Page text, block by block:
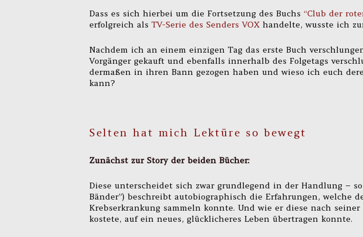
Dass es sich hierbei um die Fortsetzung des Buchs “Club der
erfolgreich als TV-Serie des Senders VOX handelte, wusste ich
Nachdem ich an einem einzigen Tag das erste Buch
Vorgänger gekauft und ebenfalls innerhalb des Folgetags
dermaßen in ihren Bann gezogen haben und wieso ich euch
kann?
Selten hat mich Lektüre so bewegt
Zunächst zur Story der beiden Bücher:
Diese unterscheidet sich zwar grundlegend in der Handlung –
Bänder”) beschreibt autobiographisch die Erfahrungen, welche
Krebserkrankung sammeln konnte. Und wie er diese nach
kostete, auf ein neues, glücklicheres Leben übertragen konnte.